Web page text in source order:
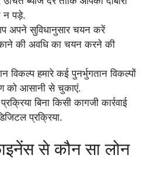
न पड़े.
अपने सुविधानुसार चयन करें
की अवधि का चयन करने की
विकल्प हमारे कई पुनर्भुगतान विकल्पों
आसानी से चुकाएं.
बिना किसी कागजी कार्रवाई
प्रक्रिया.
से कौन सा लोन